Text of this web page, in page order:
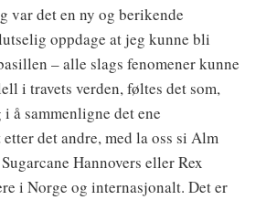
var det en ny og berikende
oppdage at jeg kunne bli
– alle slags fenomener kunne
i travets verden, føltes det som,
å sammenligne det ene
det andre, med la oss si Alm
Hannovers eller Rex
i Norge og internasjonalt. Det er